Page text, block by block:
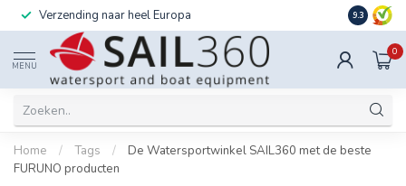
Verzending naar heel Europa Ook
9.3
MENU
0
Home / Tags /
De Watersportwinkel SAIL360 met de beste
FURUNO producten